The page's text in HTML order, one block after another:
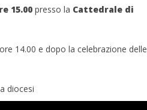
15.00presso la Cattedrale di
14.00 e dopo la celebrazione delle
diocesi